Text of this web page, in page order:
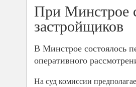
При Минстрое
застройщиков
В Минстрое состоялось
оперативного
На суд комиссии